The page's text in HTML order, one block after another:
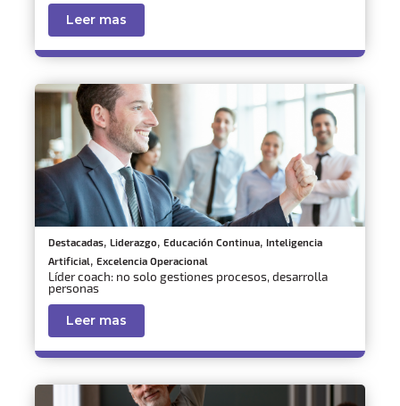
Leer mas
Destacadas, Liderazgo, Educación Continua, Inteligencia
Artificial, Excelencia Operacional
Líder coach: no solo gestiones procesos, desarrolla
personas
Leer mas